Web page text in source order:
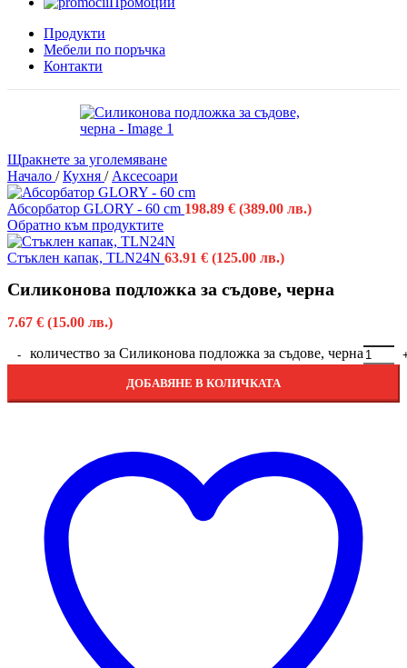
Продукти
Мебели по поръчка
Контакти
Щракнете за уголемяване
Начало / Кухня / Аксесоари
Абсорбатор GLORY - 60 cm 198.89 € (389.00 лв.)
Обратно към продуктите
Стъклен капак, TLN24N 63.91 € (125.00 лв.)
Силиконова подложка за съдове, черна
7.67 € (15.00 лв.)
количество за Силиконова подложка за съдове, черна
ДОБАВЯНЕ В КОЛИЧКАТА